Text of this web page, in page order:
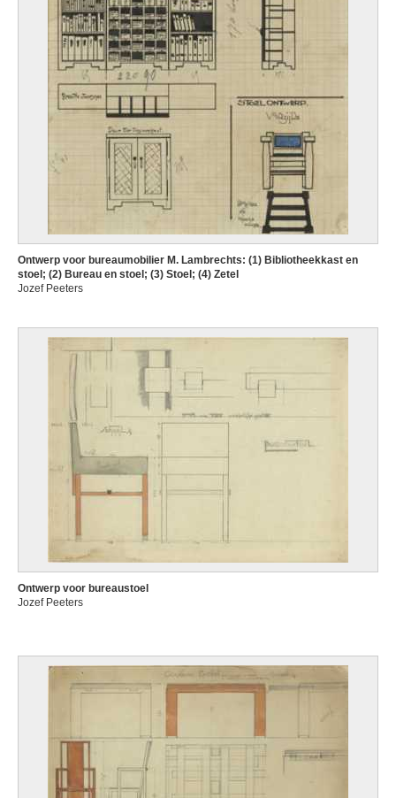
Ontwerp voor bureaumobilier M. Lambrechts: (1) Bibliotheekkast en
stoel; (2) Bureau en stoel; (3) Stoel; (4) Zetel
Jozef Peeters
Ontwerp voor bureaustoel
Jozef Peeters